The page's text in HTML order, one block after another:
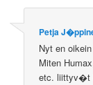
Petja
Nyt en
Miten
etc. liittyv�t